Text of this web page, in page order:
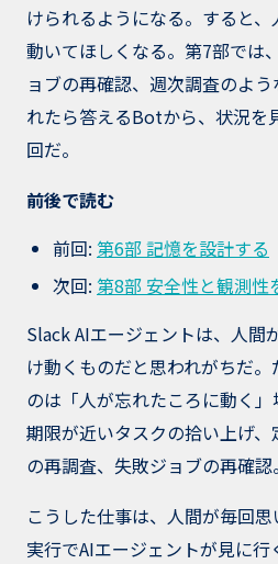
けられるようになる。すると
動いてほしくなる。第7部では
ョブの再確認、週次調査のよ
れたら答えるBotから、状況を
回だ。
前後で読む
前回: 第6部 記憶を設計する
次回: 第8部 安全性と観測性
Slack AIエージェントは、人間
け動くものだと思われがちだ
のは「人が忘れたころに動く」
期限が近いタスクの拾い上げ
の再調査、失敗ジョブの再確認。
こうした仕事は、人間が毎回
実行でAIエージェントが見に行